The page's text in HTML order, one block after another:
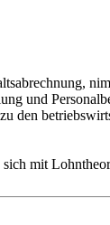
und
den
mit